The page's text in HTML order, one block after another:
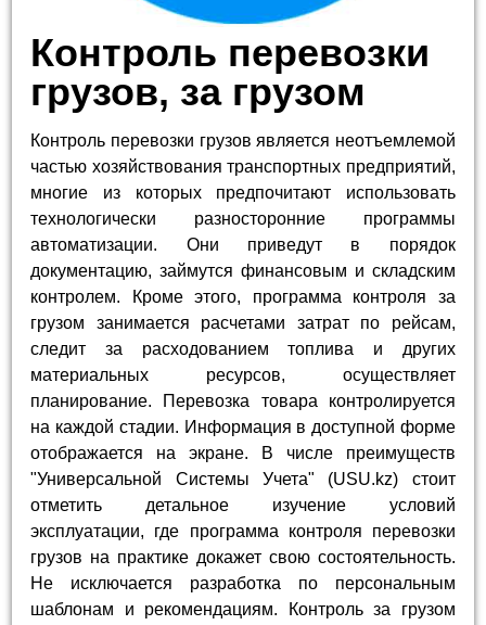
Контроль перевозки
грузов, за грузом
Контроль перевозки грузов является неотъемлемой
частью хозяйствования транспортных предприятий,
многие из которых предпочитают использовать
технологически разносторонние программы
автоматизации. Они приведут в порядок
документацию, займутся финансовым и складским
контролем. Кроме этого, программа контроля за
грузом занимается расчетами затрат по рейсам,
следит за расходованием топлива и других
материальных ресурсов, осуществляет
планирование. Перевозка товара контролируется
на каждой стадии. Информация в доступной форме
отображается на экране. В числе преимуществ
"Универсальной Системы Учета" (USU.kz) стоит
отметить детальное изучение условий
эксплуатации, где программа контроля перевозки
грузов на практике докажет свою состоятельность.
Не исключается разработка по персональным
шаблонам и рекомендациям. Контроль за грузом